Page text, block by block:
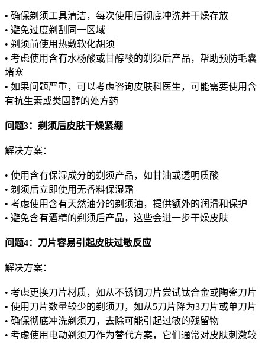
• 确保剃须工具清洁，每次使用后彻底冲洗并干燥存放
• 避免过度剃刮同一区域
• 剃须前使用热敷软化胡须
• 考虑使用含有水杨酸或甘醇酸的剃须后产品，帮助预防毛囊
堵塞
• 如果问题严重，可以考虑咨询皮肤科医生，可能需要使用含
有抗生素或类固醇的处方药
问题3：剃须后皮肤干燥紧绷
解决方案：
• 使用含有保湿成分的剃须产品，如甘油或透明质酸
• 剃须后立即使用无香料保湿霜
• 考虑使用含有天然油分的剃须油，提供额外的润滑和保护
• 避免含有酒精的剃须后产品，这些会进一步干燥皮肤
问题4：刀片容易引起皮肤过敏反应
解决方案：
• 考虑更换刀片材质，如从不锈钢刀片尝试钛合金或陶瓷刀片
• 使用刀片数量较少的剃须刀，如从5刀片降为3刀片或单刀片
• 确保彻底冲洗剃须刀，去除可能引起过敏的残留物
• 考虑使用电动剃须刀作为替代方案，它们通常对皮肤刺激较